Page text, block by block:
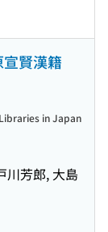
賢漢籍
川芳郎, 大島
in Japan